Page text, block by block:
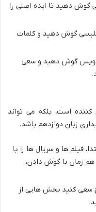
گوش دهید تا ایده اصلی را
گوش دهید و کلمات
گوش دهید و سعی
کننده است، بلکه می تواند
زبان دوازدهم باشد.
فیلم ها و سریال ها را با
هم زمان با گوش دادن،
سعی کنید بخش هایی از